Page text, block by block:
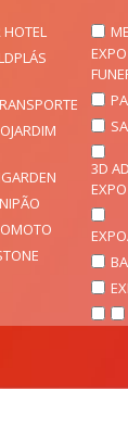
HOTEL
EXPO
3D
EXPO